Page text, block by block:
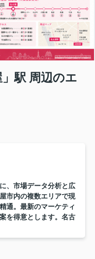
駅 周辺のエ
、市場データ分析と広
市内の複数エリアで現
通。最新のマーケティ
を得意とします。名古